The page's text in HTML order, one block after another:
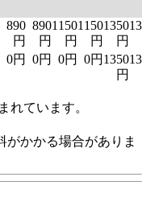
890
円
890
円
1150
円
1150
円
1350
円
0円 0円 0円 0円 1350
円
れています。
がかかる場合がありま